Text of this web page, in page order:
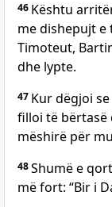
46 Kështu
me dishepujt e
Timoteut,
dhe lypte.
47 Kur dëgjoi
filloi të bërtasë
mëshirë për
48Shumë e
më fort: “Bir i